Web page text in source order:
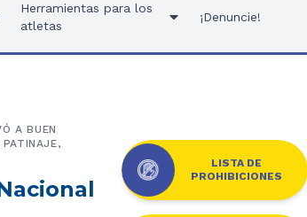
Herramientas para los
atletas
¡Denuncie!
A BUEN
PATINAJE,
LISTA DE
PROHIBICIONES